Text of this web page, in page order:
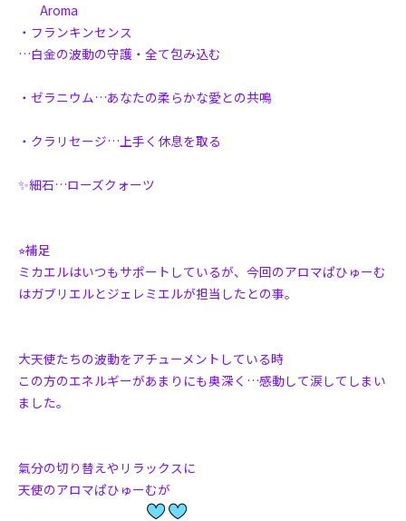
Aroma
・フランキンセンス
…白金の波動の守護・全て包み込む
・ゼラニウム…あなたの柔らかな愛との共鳴
・クラリセージ…上手く休息を取る
✨細石…ローズクォーツ
⭐︎補足
ミカエルはいつもサポートしているが、 今回のアロマぱひゅーむ
はガブリエルとジェレミエルが担当したとの事。
大天使たちの波動をアチューメントしている時
この方のエネルギーがあまりにも奥深く…感動して涙してしまい
ました。
氣分の切り替えやリラックスに
天使のアロマぱひゅーむが